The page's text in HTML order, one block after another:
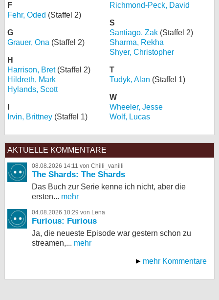
F
Fehr, Oded (Staffel 2)
G
Grauer, Ona (Staffel 2)
H
Harrison, Bret(Staffel 2)
Hildreth, Mark
Hylands, Scott
Irvin, Brittney (Staffel 1)
Richmond-Peck, David
S
Santiago, Zak (Staffel 2)
Sharma, Rekha
Shyer, Christopher
T
Tudyk, Alan (Staffel 1)
W
Wheeler, Jesse
Wolf, Lucas
AKTUELLE KOMMENTARE
08.08.2026 14:11 von Chilli_vanilli
The Shards: The Shards
Das Buch zur Serie kenne ich nicht, aber die
ersten... mehr
04.08.2026 10:29 von Lena
Furious: Furious
Ja, die neueste Episode war gestern schon zu
streamen,... mehr
mehr Kommentare